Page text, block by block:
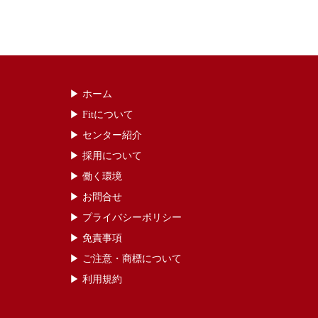
▶︎ ホーム
▶ ︎Fitについて
▶ センター紹介
▶ 採用について
▶ 働く環境
▶ お問合せ
▶ プライバシーポリシー
▶ 免責事項
▶ ご注意・商標について
▶ 利用規約